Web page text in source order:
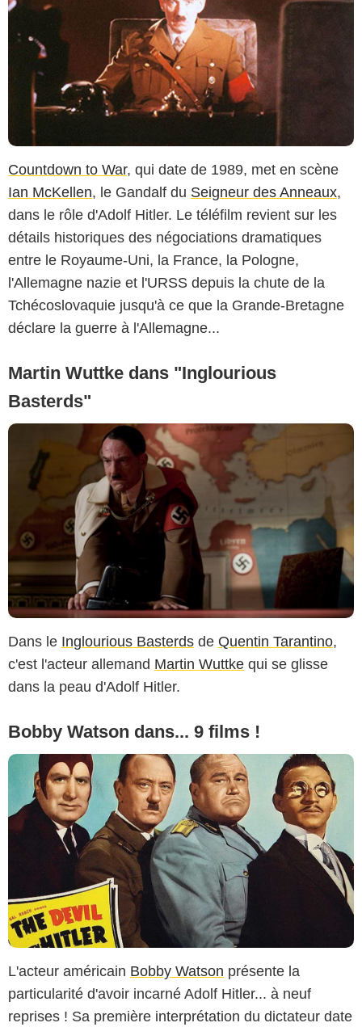
Countdown to War, qui date de 1989, met en scène
Ian McKellen, le Gandalf du Seigneur des Anneaux,
dans le rôle d'Adolf Hitler. Le téléfilm revient sur les
détails historiques des négociations dramatiques
entre le Royaume-Uni, la France, la Pologne,
l'Allemagne nazie et l'URSS depuis la chute de la
Tchécoslovaquie jusqu'à ce que la Grande-Bretagne
déclare la guerre à l'Allemagne...
Martin Wuttke dans "Inglourious
Basterds"
Dans le Inglourious Basterds de Quentin Tarantino,
c'est l'acteur allemand Martin Wuttke qui se glisse
dans la peau d'Adolf Hitler.
Bobby Watson dans... 9 films !
L'acteur américain Bobby Watson présente la
particularité d'avoir incarné Adolf Hitler... à neuf
reprises ! Sa première interprétation du dictateur date